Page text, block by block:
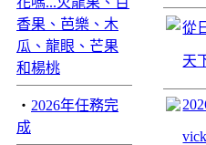
香果、芭樂、木
瓜、龍眼、芒果
和楊桃
‧ 2026年任務完
成
從
天